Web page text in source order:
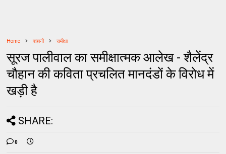
Home कहानी समीक्षा
सूरज पालीवाल का समीक्षात्मक आलेख - शैलेंद्र
चौहान की कविता प्रचलित मानदंडों के विरोध में
खड़ी है
SHARE:
0